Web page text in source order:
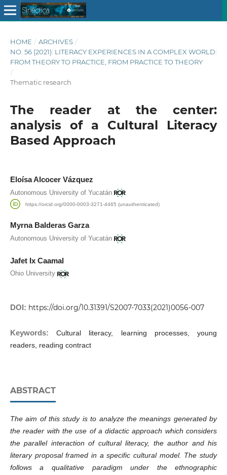
HOME / ARCHIVES /
NO. 56 (2021): LITERACY EXPERIENCES IN A COMPLEX WORLD:
FROM THEORY TO PRACTICE, FROM PRACTICE TO THEORY
/
Thematic research
The reader at the center:
analysis of a Cultural Literacy
Based Approach
Eloísa Alcocer Vázquez
Autonomous University of Yucatán
https://orcid.org/0000-0003-3271-4465 (unauthenticated)
Myrna Balderas Garza
Autonomous University of Yucatán
Jafet Ix Caamal
Ohio University
DOI: https://doi.org/10.31391/S2007-7033(2021)0056-007
Keywords:Cultural literacy, learning processes, young
readers, reading contract
ABSTRACT
The aim of this study is to analyze the meanings generated by
the reader with the use of a didactic approach which considers
the parallel interaction of cultural literacy, the author and his
literary proposal framed in a specific cultural model. The study
follows a qualitative paradigm under the ethnographic